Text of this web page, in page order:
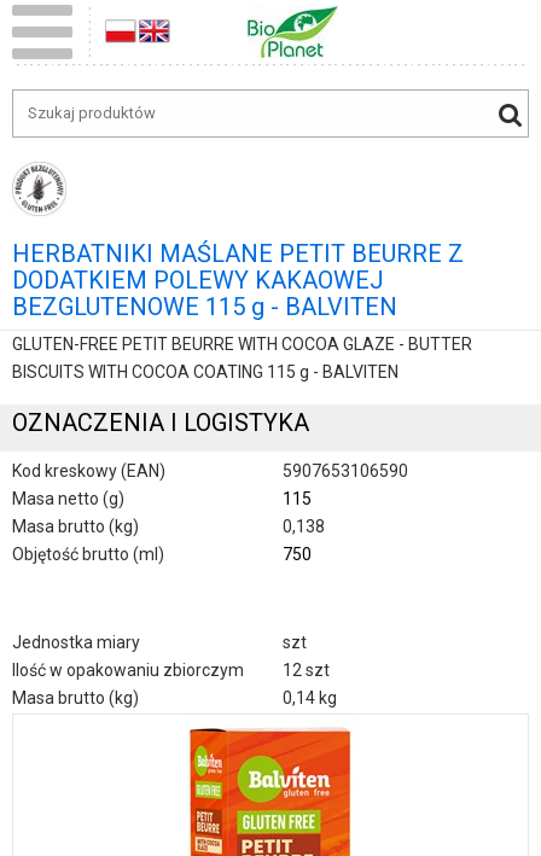
HERBATNIKI MAŚLANE PETIT BEURRE Z
DODATKIEM POLEWY KAKAOWEJ
BEZGLUTENOWE 115 g - BALVITEN
GLUTEN-FREE PETIT BEURRE WITH COCOA GLAZE - BUTTER
BISCUITS WITH COCOA COATING 115 g - BALVITEN
OZNACZENIA I LOGISTYKA
Kod kreskowy (EAN)
5907653106590
Masa netto (g)
115
Masa brutto (kg)
0,138
Objętość brutto (ml)
750
Jednostka miary
szt
Ilość w opakowaniu zbiorczym
12 szt
Masa brutto (kg)
0,14 kg